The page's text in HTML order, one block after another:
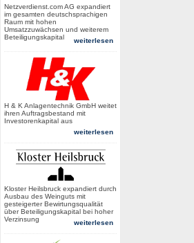
Netzverdienst.com AG expandiert
im gesamten deutschsprachigen
Raum mit hohen
Umsatzzuwächsen und weiterem
Beteiligungskapital
weiterlesen
H & K Anlagentechnik GmbH weitet
ihren Auftragsbestand mit
Investorenkapital aus
weiterlesen
Kloster Heilsbruck expandiert durch
Ausbau des Weinguts mit
gesteigerter Bewirtungsqualität
über Beteiligungskapital bei hoher
Verzinsung
weiterlesen